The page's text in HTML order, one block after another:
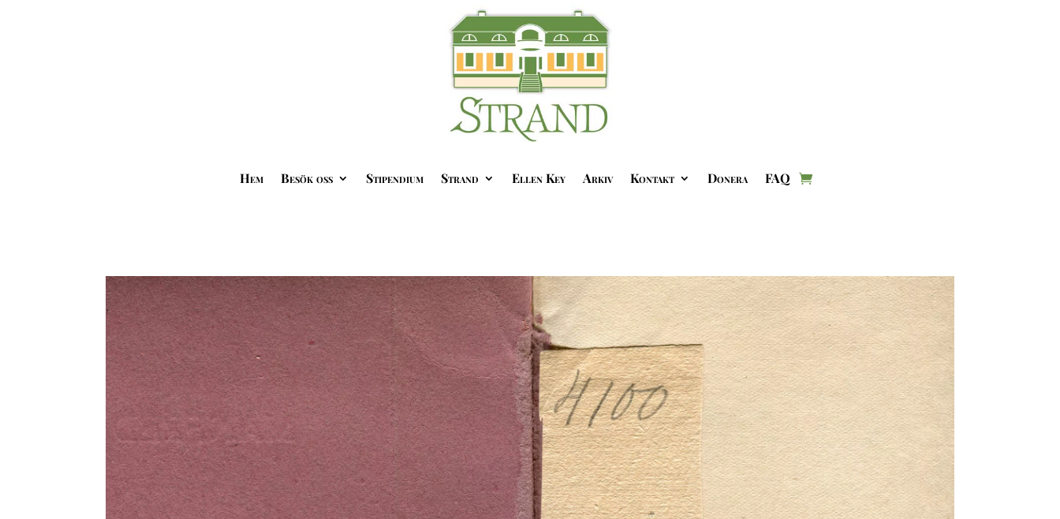
Hem Besök oss Stipendium Strand Ellen Key Arkiv Kontakt Donera FAQ